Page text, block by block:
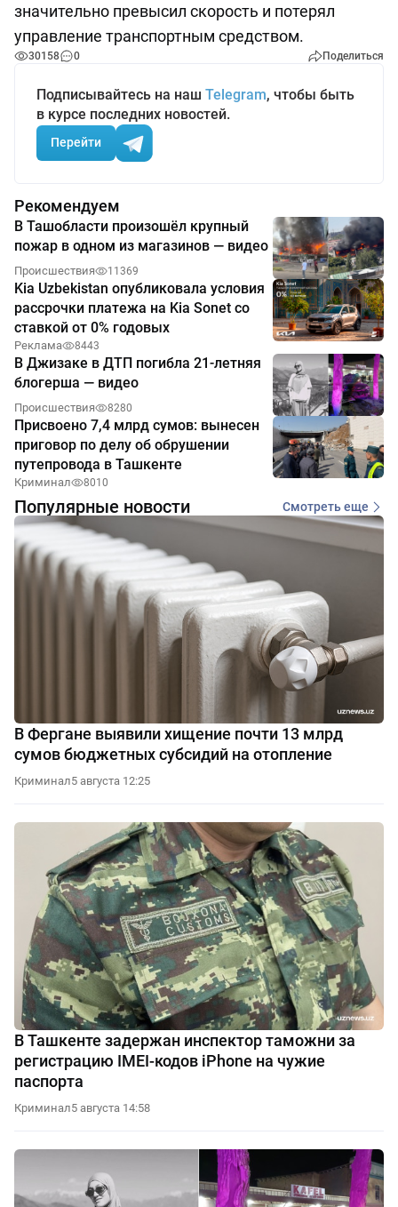
значительно превысил скорость и потерял
управление транспортным средством.
30158 0 Поделиться
Подписывайтесь на наш Telegram, чтобы быть
в курсе последних новостей.
Перейти
Рекомендуем
В Ташобласти произошёл крупный
пожар в одном из магазинов — видео
Происшествия 11369
Kia Uzbekistan опубликовала условия
рассрочки платежа на Kia Sonet со
ставкой от 0% годовых
Реклама 8443
В Джизаке в ДТП погибла 21-летняя
блогерша — видео
Происшествия 8280
Присвоено 7,4 млрд сумов: вынесен
приговор по делу об обрушении
путепровода в Ташкенте
Криминал 8010
Популярные новости Смотреть еще
В Фергане выявили хищение почти 13 млрд
сумов бюджетных субсидий на отопление
Криминал5 августа 12:25
В Ташкенте задержан инспектор таможни за
регистрацию IMEI-кодов iPhone на чужие
паспорта
Криминал5 августа 14:58